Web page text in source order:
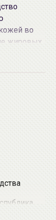
во
жировых
убивает
к